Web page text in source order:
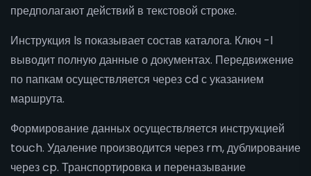
предполагают действий в текстовой строке.
Инструкция ls показывает состав каталога. Ключ -l
выводит полную данные о документах. Передвижение
по папкам осуществляется через cd с указанием
маршрута.
Формирование данных осуществляется инструкцией
touch. Удаление производится через rm, дублирование
через cp. Транспортировка и переназывание